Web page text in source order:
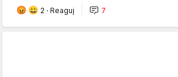
2 · Reaguj 7